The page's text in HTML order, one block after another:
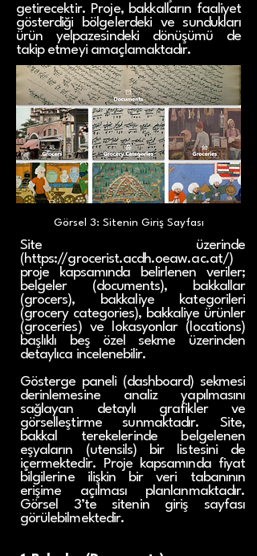
getirecektir. Proje, bakkalların faaliyet
gösterdiği bölgelerdeki ve sundukları
ürün yelpazesindeki dönüşümü de
takip etmeyi amaçlamaktadır.
Görsel 3: Sitenin Giriş Sayfası
Site üzerinde
(https://grocerist.acdh.oeaw.ac.at/)
proje kapsamında belirlenen veriler;
belgeler (documents), bakkallar
(grocers), bakkaliye kategorileri
(grocery categories), bakkaliye ürünler
(groceries) ve lokasyonlar (locations)
başlıklı beş özel sekme üzerinden
detaylıca incelenebilir.
Gösterge paneli (dashboard) sekmesi
derinlemesine analiz yapılmasını
sağlayan detaylı grafikler ve
görselleştirme sunmaktadır. Site,
bakkal terekelerinde belgelenen
eşyaların (utensils) bir listesini de
içermektedir. Proje kapsamında fiyat
bilgilerine ilişkin bir veri tabanının
erişime açılması planlanmaktadır.
Görsel 3’te sitenin giriş sayfası
görülebilmektedir.